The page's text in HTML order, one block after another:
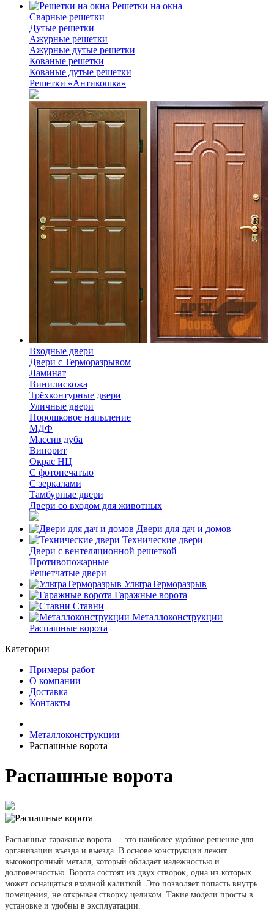
Решетки на окна
Сварные решетки
Дутые решетки
Ажурные решетки
Ажурные дутые решетки
Кованые решетки
Кованые дутые решетки
Решетки «Антикошка»
Входные двери
Двери с Терморазрывом
Ламинат
Винилискожа
Трёхконтурные двери
Уличные двери
Порошковое напыление
МДФ
Массив дуба
Винорит
Окрас НЦ
С фотопечатью
С зеркалами
Тамбурные двери
Двери со входом для животных
Двери для дач и домов
Технические двери
Двери с вентеляционной решеткой
Противопожарные
Решетчатые двери
УльтраТерморазрыв
Гаражные ворота
Ставни
Металлоконструкции
Распашные ворота
Категории
Примеры работ
О компании
Доставка
Контакты
Металлоконструкции
Распашные ворота
Распашные ворота
Распашные гаражные ворота — это наиболее удобное решение для
организации въезда и выезда. В основе конструкции лежит
высокопрочный металл, который обладает надежностью и
долговечностью. Ворота состоят из двух створок, одна из которых
может оснащаться входной калиткой. Это позволяет попасть внутрь
помещения, не открывая створку целиком. Такие модели просты в
установке и удобны в эксплуатации.